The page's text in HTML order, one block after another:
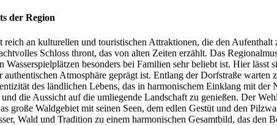
der Region
an kulturellen und touristischen Attraktionen, die den
Schloss thront, das von alten Zeiten erzählt. Das
Wasserspielplätzen besonders bei Familien sehr beliebt ist. Hier
Atmosphäre geprägt ist. Entlang der Dorfstraße
des ländlichen Lebens, das in harmonischem Einklang mit
die Aussicht auf die umliegende Landschaft zu genießen. Der
große Waldgebiet mit seinen Seen, dem edlen Gestüt und den
Wald und Tradition zu einem harmonischen Gesamtbild, das den